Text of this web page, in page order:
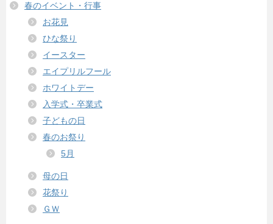
春のイベント・行事
お花見
ひな祭り
イースター
エイプリルフール
ホワイトデー
入学式・卒業式
子どもの日
春のお祭り
5月
母の日
花祭り
ＧＷ